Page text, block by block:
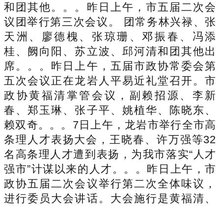
和团其他。。。昨日上午，市五届二次会
议团举行第三次会议。 团常务林兴禄、张
天洲、廖德槐、张琼珊、邓振春、冯添
桂、阙向阳、苏立波、邱河清和团其他出
席。。。昨日上午，五届市政协常委会第
五次会议正在龙岩人平易近礼堂召开。市
政协黄福清掌管会议，副赖招源、李新
春、郑玉琳、张子平、姚植华、陈晓东、
赖双奇。。。7日上午，龙岩市举行全市高
条理人才表扬大会，王晓春、许万强等32
名高条理人才遭到表扬，为我市落实“人才
强市”计谋以来的人才。。。昨日上午，市
政协五届二次会议举行第二次全体味议，
进行委员大会讲话。大会施行是黄福清、